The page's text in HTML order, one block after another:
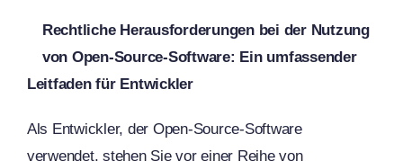
Rechtliche Herausforderungen bei der Nutzung
von Open-Source-Software: Ein umfassender
Leitfaden für Entwickler
Als Entwickler, der Open-Source-Software
verwendet, stehen Sie vor einer Reihe von